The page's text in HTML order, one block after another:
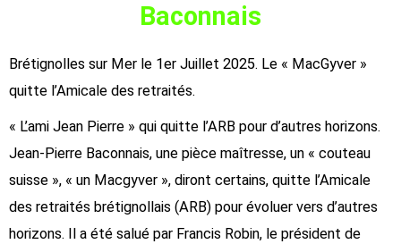
Baconnais
Brétignolles sur Mer le 1er Juillet 2025. Le « MacGyver »
quitte l’Amicale des retraités.
« L’ami Jean Pierre » qui quitte l’ARB pour d’autres horizons.
Jean-Pierre Baconnais, une pièce maîtresse, un « couteau
suisse », « un Macgyver », diront certains, quitte l’Amicale
des retraités brétignollais (ARB) pour évoluer vers d’autres
horizons. Il a été salué par Francis Robin, le président de